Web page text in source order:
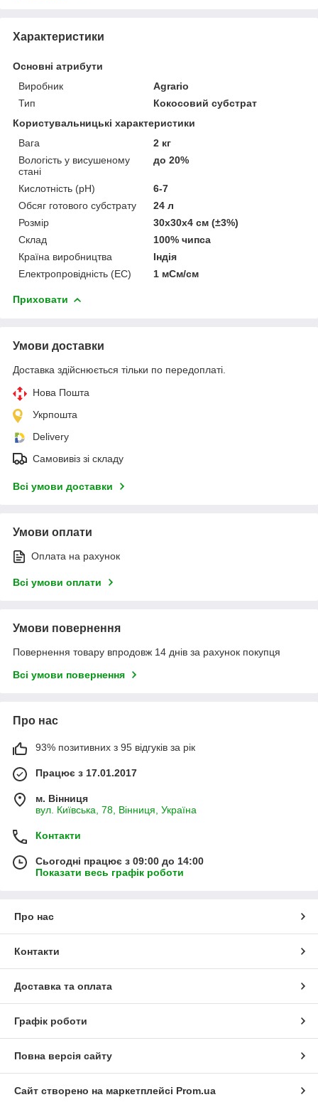
Характеристики
Основні атрибути
Виробник
Agrario
Тип
Кокосовий субстрат
Користувальницькі характеристики
Вага
2 кг
Вологість у висушеному
стані
до 20%
Кислотність (pH)
6-7
Обсяг готового субстрату
24 л
Розмір
30х30х4 см (±3%)
Склад
100% чипса
Країна виробництва
Індія
Електропровідність (EC)
1 мСм/см
Приховати
Умови доставки
Доставка здійснюється тільки по передоплаті.
Нова Пошта
Укрпошта
Delivery
Самовивіз зі складу
Всі умови доставки
Умови оплати
Оплата на рахунок
Всі умови оплати
Умови повернення
Повернення товару впродовж 14 днів за рахунок покупця
Всі умови повернення
Про нас
93% позитивних з 95 відгуків за рік
Працює з 17.01.2017
м. Вінниця
вул. Київська, 78, Вінниця, Україна
Контакти
Сьогодні працює з 09:00 до 14:00
Показати весь графік роботи
Про нас
Контакти
Доставка та оплата
Графік роботи
Повна версія сайту
Сайт створено на маркетплейсі Prom.ua